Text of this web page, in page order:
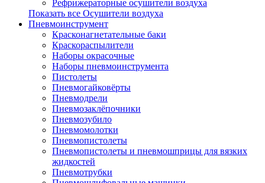
Рефрижераторные осушители воздуха
Показать все Осушители воздуха
Пневмоинструмент
Красконагнетательные баки
Краскораспылители
Наборы окрасочные
Наборы пневмоинструмента
Пистолеты
Пневмогайковёрты
Пневмодрели
Пневмозаклёпочники
Пневмозубило
Пневмомолотки
Пневмопистолеты
Пневмопистолеты и пневмошприцы для вязких
жидкостей
Пневмотрубки